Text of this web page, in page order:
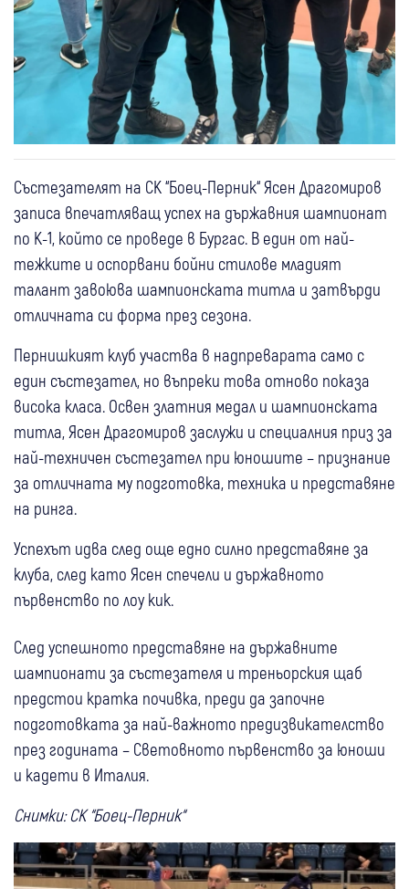
Състезателят на СК “Боец-Перник“ Ясен Драгомиров
записа впечатляващ успех на държавния шампионат
по К-1, който се проведе в Бургас. В един от най-
тежките и оспорвани бойни стилове младият
талант завоюва шампионската титла и затвърди
отличната си форма през сезона.
Пернишкият клуб участва в надпреварата само с
един състезател, но въпреки това отново показа
висока класа. Освен златния медал и шампионската
титла, Ясен Драгомиров заслужи и специалния приз за
най-техничен състезател при юношите – признание
за отличната му подготовка, техника и представяне
на ринга.
Успехът идва след още едно силно представяне за
клуба, след като Ясен спечели и държавното
първенство по лоу кик.
След успешното представяне на държавните
шампионати за състезателя и треньорския щаб
предстои кратка почивка, преди да започне
подготовката за най-важното предизвикателство
през годината – Световното първенство за юноши
и кадети в Италия.
Снимки: СК “Боец-Перник“